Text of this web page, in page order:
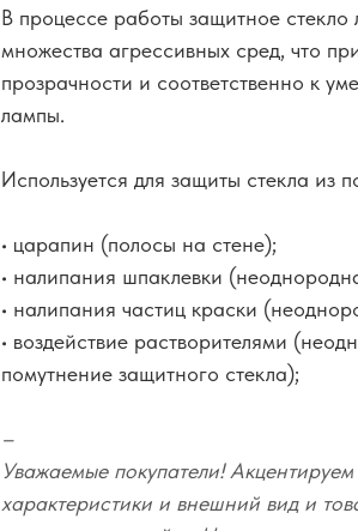
В процессе работы защитное стекло
множества агрессивных сред, что
прозрачности и соответственно к
лампы.
Используется для защиты стекла из
• царапин (полосы на стене);
• налипания шпаклевки
• налипания частиц краски
• воздействие растворителями
помутнение защитного стекла);
–
Уважаемые покупатели!
характеристики и внешний вид и